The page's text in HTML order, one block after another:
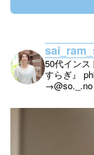
50代インス
すらぎ』
→@so._.no